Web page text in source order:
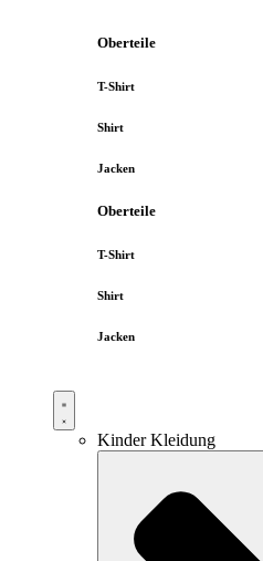
Oberteile
T-Shirt
Shirt
Jacken
Oberteile
T-Shirt
Shirt
Jacken
Kinder Kleidung